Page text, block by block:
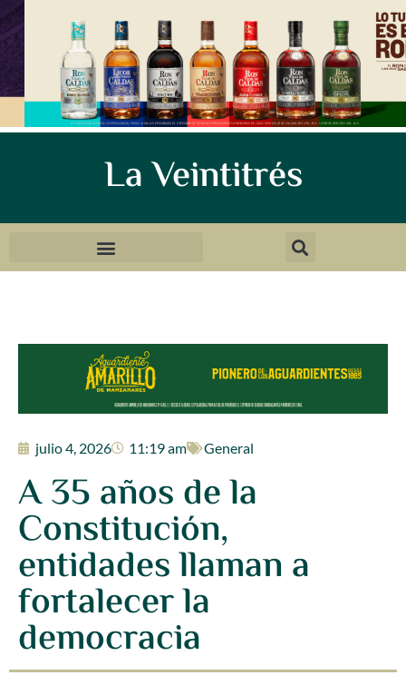
La Veintitrés
julio 4, 2026 11:19 am General
A 35 años de la
Constitución,
entidades llaman a
fortalecer la
democracia